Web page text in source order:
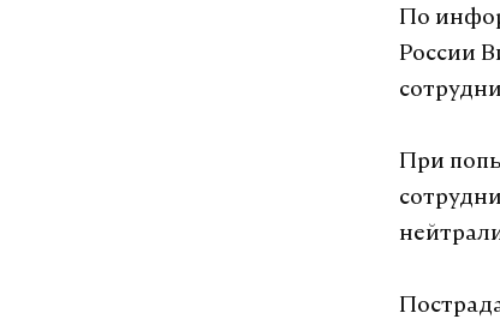
По
России
При